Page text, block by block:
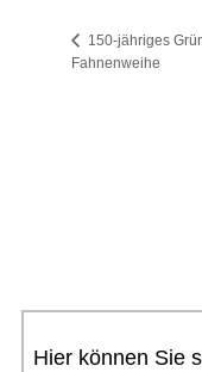
150-jähriges
Fahnenweihe
Hier können Sie